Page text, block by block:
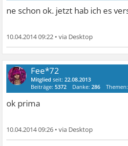
ne schon ok. jetzt hab ich es
10.04.2014 09:22 •
Fee*72
Mitglied seit:22.08.2013
Beiträge:5372 Danke:286 Themen:
ok prima
10.04.2014 09:26 •